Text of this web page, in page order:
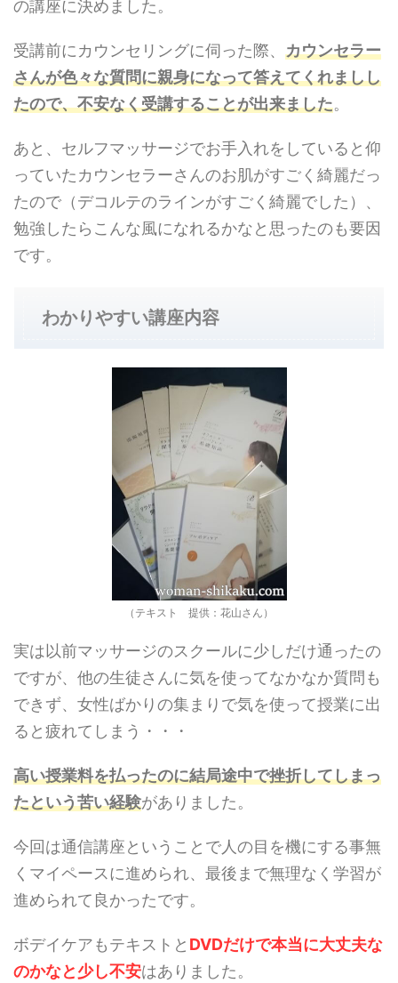
の講座に決めました。
受講前にカウンセリングに伺った際、 カウンセラー
さんが色々な質問に親身になって答えてくれましし
たので、不安なく受講することが出来ました。
あと、セルフマッサージでお手入れをしていると仰
っていたカウンセラーさんのお肌がすごく綺麗だっ
たので（デコルテのラインがすごく綺麗でした）、
勉強したらこんな風になれるかなと思ったのも要因
です。
わかりやすい講座内容
（テキスト 提供：花山さん）
実は以前マッサージのスクールに少しだけ通ったの
ですが、他の生徒さんに気を使ってなかなか質問も
できず、女性ばかりの集まりで気を使って授業に出
ると疲れてしまう・・・
高い授業料を払ったのに結局途中で挫折してしまっ
たという苦い経験がありました。
今回は通信講座ということで人の目を機にする事無
くマイペースに進められ、最後まで無理なく学習が
進められて良かったです。
ボデイケアもテキストと DVDだけで本当に大丈夫な
のかなと少し不安はありました。